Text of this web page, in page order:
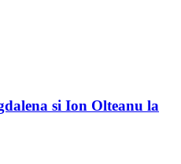
si Ion Olteanu la